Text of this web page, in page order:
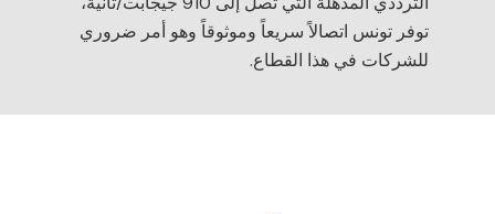
توفر تونس اتصالاً سريعاً وموثوقاً وهو أمر ضروري
للشركات في هذا القطاع.